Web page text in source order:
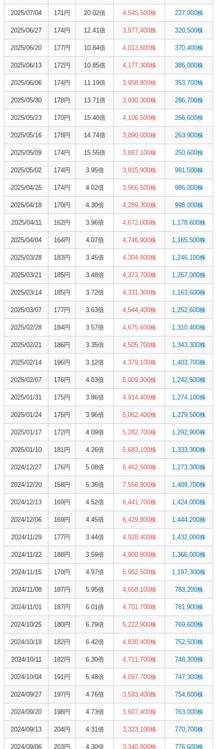
2025/07/04 171円 20.02倍 4,545,500株 227,000株
2025/06/27 174円 12.41倍 3,977,400株 320,500株
2025/06/20 177円 10.84倍 4,013,600株 370,400株
2025/06/13 172円 10.85倍 4,177,300株 385,000株
2025/06/06 174円 11.19倍 3,958,800株 353,700株
2025/05/30 178円 13.71倍 3,930,300株 286,700株
2025/05/23 170円 15.40倍 4,106,500株 266,600株
2025/05/16 178円 14.74倍 3,890,000株 263,900株
2025/05/09 174円 15.55倍 3,897,100株 250,600株
2025/05/02 174円 3.95倍 3,915,900株 991,500株
2025/04/25 174円 4.02倍 3,966,500株 986,000株
2025/04/18 170円 4.30倍 4,289,300株 998,000株
2025/04/11 162円 3.96倍 4,672,000株 1,178,600株
2025/04/04 164円 4.07倍 4,746,900株 1,165,500株
2025/03/28 183円 3.45倍 4,304,800株 1,246,100株
2025/03/21 185円 3.48倍 4,373,700株 1,257,000株
2025/03/14 185円 3.72倍 4,331,300株 1,163,600株
2025/03/07 177円 3.63倍 4,544,400株 1,252,600株
2025/02/28 184円 3.57倍 4,675,600株 1,310,400株
2025/02/21 186円 3.35倍 4,505,700株 1,343,300株
2025/02/14 196円 3.12倍 4,379,100株 1,403,700株
2025/02/07 176円 4.03倍 5,009,300株 1,242,500株
2025/01/31 175円 3.86倍 4,914,400株 1,274,100株
2025/01/24 175円 3.96倍 5,062,400株 1,279,500株
2025/01/17 172円 4.09倍 5,282,700株 1,292,900株
2025/01/10 181円 4.26倍 5,683,100株 1,333,300株
2024/12/27 176円 5.08倍 6,462,500株 1,273,300株
2024/12/20 158円 5.36倍 7,556,800株 1,409,700株
2024/12/13 169円 4.52倍 6,441,700株 1,424,000株
2024/12/06 169円 4.45倍 6,429,800株 1,444,200株
2024/11/29 177円 3.44倍 4,928,400株 1,432,000株
2024/11/22 188円 3.59倍 4,900,800株 1,366,000株
2024/11/15 170円 4.97倍 5,952,500株 1,197,300株
2024/11/08 187円 5.95倍 4,658,100株 783,200株
2024/11/01 187円 6.01倍 4,701,700株 781,900株
2024/10/25 180円 6.79倍 5,222,900株 769,600株
2024/10/18 182円 6.42倍 4,830,400株 752,500株
2024/10/11 182円 6.30倍 4,711,700株 748,300株
2024/10/04 191円 5.48倍 4,097,700株 747,300株
2024/09/27 197円 4.76倍 3,593,400株 754,600株
2024/09/20 198円 4.73倍 3,607,400株 763,000株
2024/09/13 204円 4.31倍 3,323,100株 770,700株
2024/09/06 203円 4.30倍 3,340,800株 776,600株